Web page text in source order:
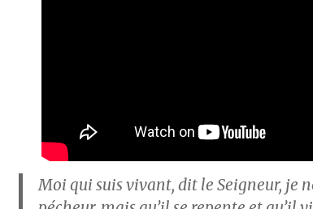
Moi qui suis vivant, dit le Seigneur, je